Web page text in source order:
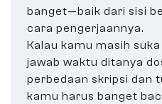
banget—baik dari sisi
cara pengerjaannya.
Kalau kamu masih
jawab waktu ditanya
perbedaan skripsi dan
kamu harus banget